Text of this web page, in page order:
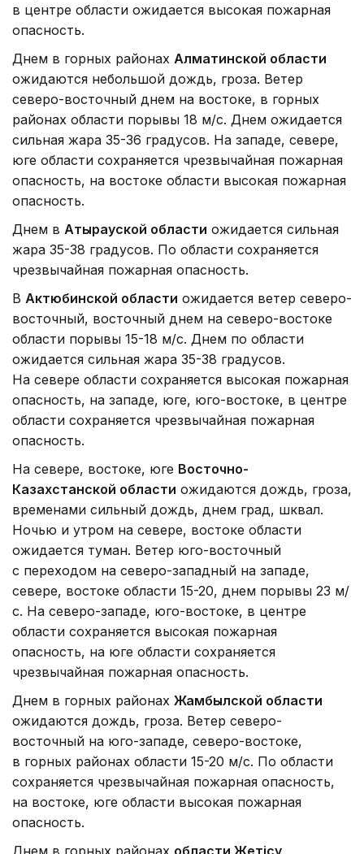
в центре области ожидается высокая пожарная
опасность.
Днем в горных районах Алматинской области
ожидаются небольшой дождь, гроза. Ветер
северо-восточный днем на востоке, в горных
районах области порывы 18 м/с. Днем ожидается
сильная жара 35-36 градусов. На западе, севере,
юге области сохраняется чрезвычайная пожарная
опасность, на востоке области высокая пожарная
опасность.
Днем в Атырауской области ожидается сильная
жара 35-38 градусов. По области сохраняется
чрезвычайная пожарная опасность.
В Актюбинской области ожидается ветер северо-
восточный, восточный днем на северо-востоке
области порывы 15-18 м/с. Днем по области
ожидается сильная жара 35-38 градусов.
На севере области сохраняется высокая пожарная
опасность, на западе, юге, юго-востоке, в центре
области сохраняется чрезвычайная пожарная
опасность.
На севере, востоке, юге Восточно-
Казахстанской области ожидаются дождь, гроза,
временами сильный дождь, днем град, шквал.
Ночью и утром на севере, востоке области
ожидается туман. Ветер юго-восточный
с переходом на северо-западный на западе,
севере, востоке области 15-20, днем порывы 23 м/
с. На северо-западе, юго-востоке, в центре
области сохраняется высокая пожарная
опасность, на юге области сохраняется
чрезвычайная пожарная опасность.
Днем в горных районах Жамбылской области
ожидаются дождь, гроза. Ветер северо-
восточный на юго-западе, северо-востоке,
в горных районах области 15-20 м/с. По области
сохраняется чрезвычайная пожарная опасность,
на востоке, юге области высокая пожарная
опасность.